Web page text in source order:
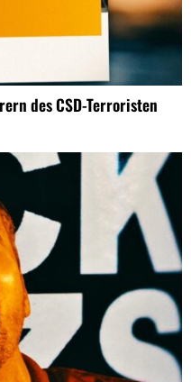
des CSD-Terroristen